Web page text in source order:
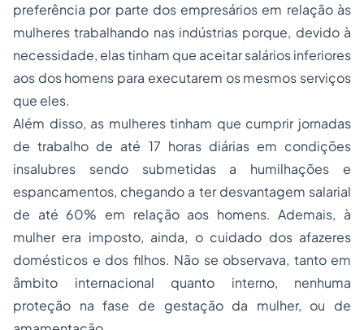
preferência por parte dos empresários em relação às
mulheres trabalhando nas indústrias porque, devido à
necessidade, elas tinham que aceitar salários inferiores
aos dos homens para executarem os mesmos serviços
que eles.
Além disso, as mulheres tinham que cumprir jornadas
de trabalho de até 17 horas diárias em condições
insalubres sendo submetidas a humilhações e
espancamentos, chegando a ter desvantagem salarial
de até 60% em relação aos homens. Ademais, à
mulher era imposto, ainda, o cuidado dos afazeres
domésticos e dos filhos. Não se observava, tanto em
âmbito internacional quanto interno, nenhuma
proteção na fase de gestação da mulher, ou de